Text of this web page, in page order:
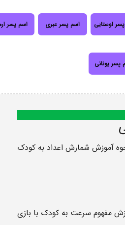
اوستایی اسم پسر عبری اسم پسر
پسر یونانی
آموزش شمارش اعداد به کودک
مفهوم سرعت به کودک با بازی